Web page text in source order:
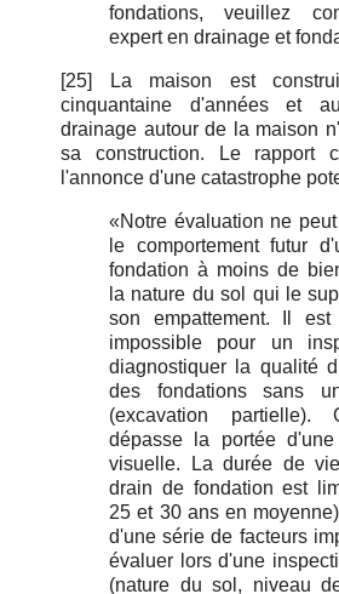
fondations, veuillez
expert en drainage et
[25] La maison est
cinquantaine d'années et
drainage autour de la maison
sa construction. Le rapport
l'annonce d'une catastrophe
«Notre évaluation ne
le comportement futur
fondation à moins de
la nature du sol qui le
son empattement. Il est
impossible pour un
diagnostiquer la qualité
des fondations sans
(excavation partielle).
dépasse la portée d'une
visuelle. La durée de
drain de fondation est
25 et 30 ans en
d'une série de facteurs
évaluer lors d'une
(nature du sol, niveau